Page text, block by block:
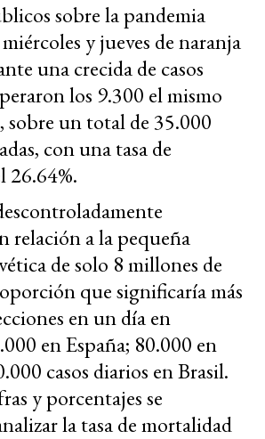
sobre la pandemia
y jueves de naranja
una crecida de casos
los 9.300 el mismo
sobre un total de 35.000
con una tasa de
26.64%.
relación a la pequeña
de solo 8 millones de
que significaría más
en un día en
en España; 80.000 en
casos diarios en Brasil.
y porcentajes se
la tasa de mortalidad